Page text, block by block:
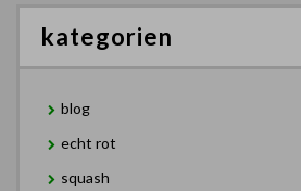
kategorien
blog
echt rot
squash